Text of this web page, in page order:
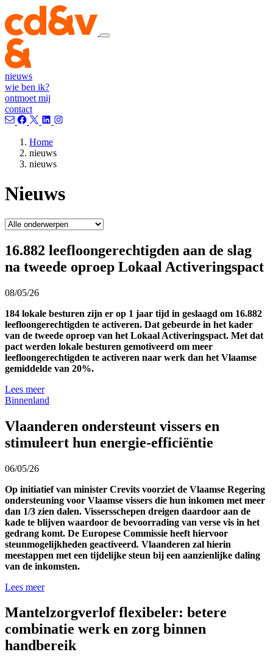
nieuws
wie ben ik?
ontmoet mij
contact
Home
nieuws
nieuws
Nieuws
16.882 leefloongerechtigden aan de slag
na tweede oproep Lokaal Activeringspact
08/05/26
184 lokale besturen zijn er op 1 jaar tijd in geslaagd om 16.882
leefloongerechtigden te activeren. Dat gebeurde in het kader
van de tweede oproep van het Lokaal Activeringspact. Met dat
pact werden lokale besturen gemotiveerd om meer
leefloongerechtigden te activeren naar werk dan het Vlaamse
gemiddelde van 20%.
Lees meer
Binnenland
Vlaanderen ondersteunt vissers en
stimuleert hun energie-efficiëntie
06/05/26
Op initiatief van minister Crevits voorziet de Vlaamse Regering
ondersteuning voor Vlaamse vissers die hun inkomen met meer
dan 1/3 zien dalen. Vissersschepen dreigen daardoor aan de
kade te blijven waardoor de bevoorrading van verse vis in het
gedrang komt. De Europese Commissie heeft hiervoor
steunmogelijkheden geactiveerd. Vlaanderen zal hierin
meestappen met een tijdelijke steun bij een aanzienlijke daling
van de inkomsten.
Lees meer
Mantelzorgverlof flexibeler: betere
combinatie werk en zorg binnen
handbereik